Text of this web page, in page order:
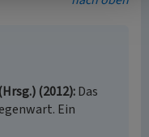
(2012) Das
Ein